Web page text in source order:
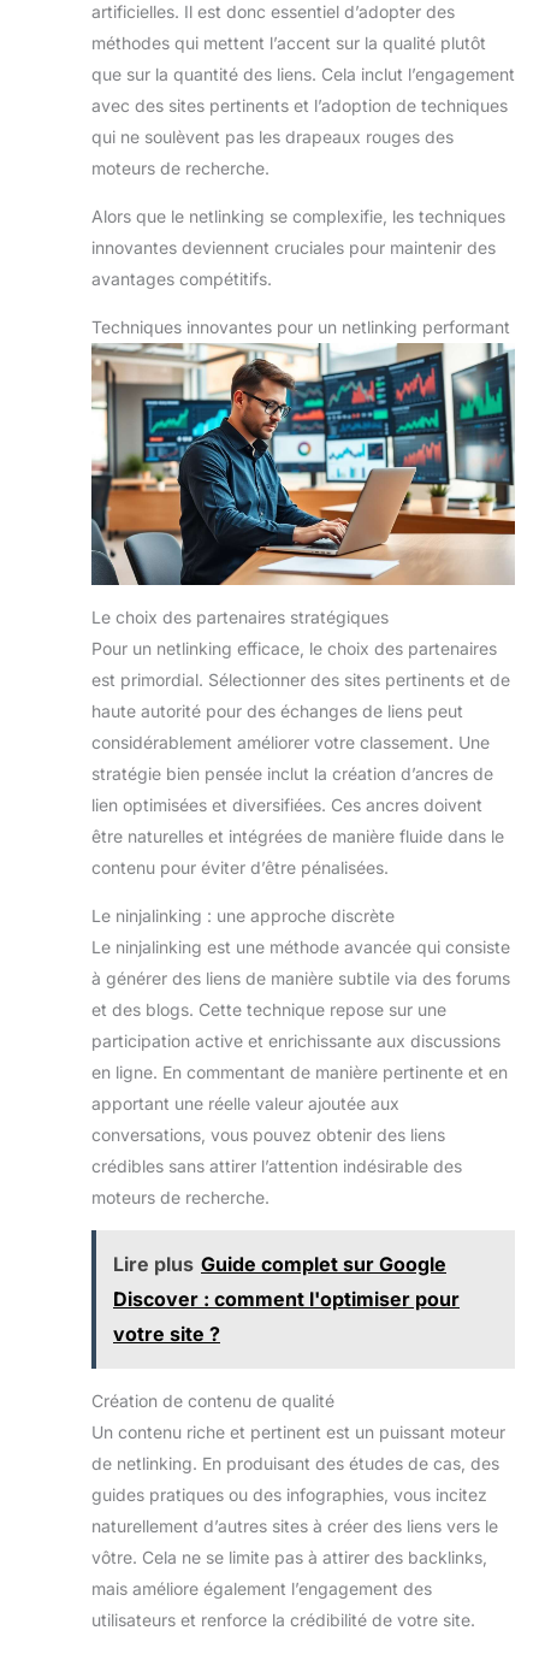
artificielles. Il est donc essentiel d’adopter des
méthodes qui mettent l’accent sur la qualité plutôt
que sur la quantité des liens. Cela inclut l’engagement
avec des sites pertinents et l’adoption de techniques
qui ne soulèvent pas les drapeaux rouges des
moteurs de recherche.
Alors que le netlinking se complexifie, les techniques
innovantes deviennent cruciales pour maintenir des
avantages compétitifs.
Techniques innovantes pour un netlinking performant
Le choix des partenaires stratégiques
Pour un netlinking efficace, le choix des partenaires
est primordial. Sélectionner des sites pertinents et de
haute autorité pour des échanges de liens peut
considérablement améliorer votre classement. Une
stratégie bien pensée inclut la création d’ancres de
lien optimisées et diversifiées. Ces ancres doivent
être naturelles et intégrées de manière fluide dans le
contenu pour éviter d’être pénalisées.
Le ninjalinking : une approche discrète
Le ninjalinking est une méthode avancée qui consiste
à générer des liens de manière subtile via des forums
et des blogs. Cette technique repose sur une
participation active et enrichissante aux discussions
en ligne. En commentant de manière pertinente et en
apportant une réelle valeur ajoutée aux
conversations, vous pouvez obtenir des liens
crédibles sans attirer l’attention indésirable des
moteurs de recherche.
Lire plus Guide complet sur Google
Discover : comment l'optimiser pour
votre site ?
Création de contenu de qualité
Un contenu riche et pertinent est un puissant moteur
de netlinking. En produisant des études de cas, des
guides pratiques ou des infographies, vous incitez
naturellement d’autres sites à créer des liens vers le
vôtre. Cela ne se limite pas à attirer des backlinks,
mais améliore également l’engagement des
utilisateurs et renforce la crédibilité de votre site.